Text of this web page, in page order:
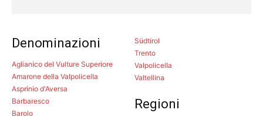
Denominazioni
Aglianico del Vulture Superiore
Amarone della Valpolicella
Asprinio d'Aversa
Barbaresco
Barolo
Südtirol
Trento
Valpolicella
Valtellina
Regioni